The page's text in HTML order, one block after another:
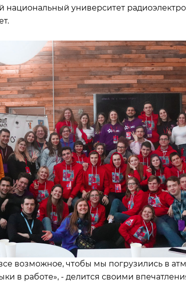
национальный университет
возможное, чтобы мы погрузились в
в работе», - делится своими